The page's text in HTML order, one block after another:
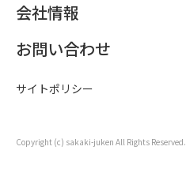
会社情報
お問い合わせ
サイトポリシー
Copyright (c) sakaki-juken All Rights Reserved.